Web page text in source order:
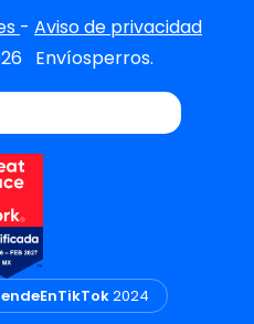
- Aviso de privacidad
Envíosperros.
2024